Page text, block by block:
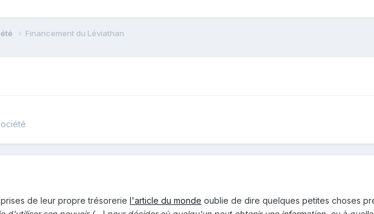
Financement du Léviathan
de leur propre trésorerie l'article du monde oublie de dire quelques petites choses